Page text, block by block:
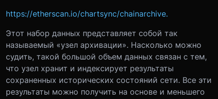
https://etherscan.io/chartsync/chainarchive.
Этот набор данных представляет собой так
называемый «узел архивации». Насколько можно
судить, такой большой объем данных связан с тем,
что узел хранит и индексирует результаты
сохраненных исторических состояний сети. Все эти
результаты можно получить на основе и меньшего